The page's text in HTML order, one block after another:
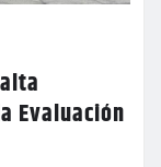
Evaluación